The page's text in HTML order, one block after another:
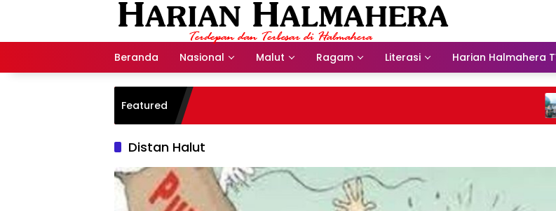
Beranda Nasional Malut Ragam Literasi Harian Halmahera
Featured
Al
Distan Halut